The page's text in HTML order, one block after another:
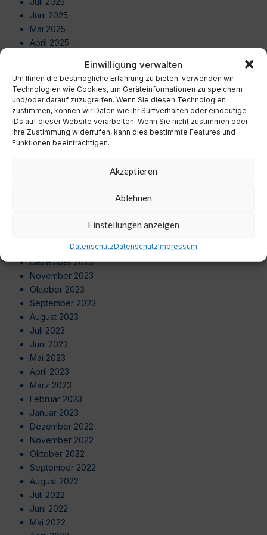
Einwilligung verwalten
Um Ihnen die bestmögliche Erfahrung zu bieten, verwenden wir
Technologien wie Cookies, um Geräteinformationen zu speichern
und/oder darauf zuzugreifen. Wenn Sie diesen Technologien
zustimmen, können wir Daten wie Ihr Surfverhalten oder eindeutige
IDs auf dieser Website verarbeiten. Wenn Sie nicht zustimmen oder
Ihre Zustimmung widerrufen, kann dies bestimmte Features und
Funktionen beeinträchtigen.
Akzeptieren
Ablehnen
Einstellungen anzeigen
DatenschutzDatenschutzImpressum
Juni 2025
Mai 2025
April 2025
Januar 2025
Dezember 2024
November 2024
Oktober 2024
September 2024
Januar 2024
Dezember 2023
November 2023
Oktober 2023
September 2023
August 2023
Juli 2023
Juni 2023
Mai 2023
April 2023
März 2023
Februar 2023
Januar 2023
Dezember 2022
November 2022
Oktober 2022
September 2022
August 2022
Juli 2022
Juni 2022
Mai 2022